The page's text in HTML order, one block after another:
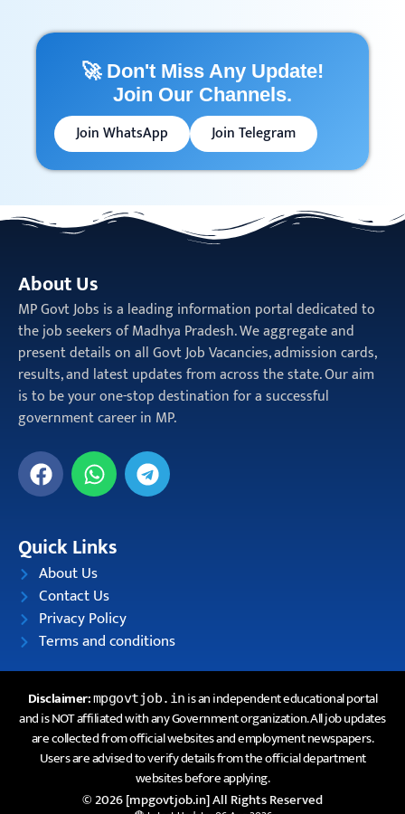
🚀 Don't Miss Any Update!
Join Our Channels.
Join WhatsApp Join Telegram
About Us
MP Govt Jobs is a leading information portal dedicated to
the job seekers of Madhya Pradesh. We aggregate and
present details on all Govt Job Vacancies, admission cards,
results, and latest updates from across the state. Our aim
is to be your one-stop destination for a successful
government career in MP.
Quick Links
About Us
Contact Us
Privacy Policy
Terms and conditions
Disclaimer:mpgovtjob.in is an independent educational portal
and is NOT affiliated with any Government organization. All job updates
are collected from official websites and employment newspapers.
Users are advised to verify details from the official department
websites before applying.
© 2026 [mpgovtjob.in] All Rights Reserved